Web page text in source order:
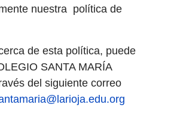
nuestra política de
de esta política, puede
SANTA MARÍA
del siguiente correo